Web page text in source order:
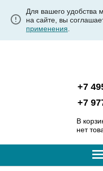
Для вашего удобства
на сайте, вы
применения
+7
+7
В
нет